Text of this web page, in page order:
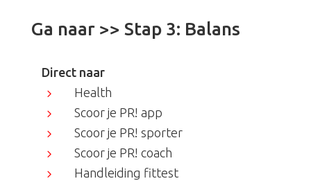
Ga naar >> Stap 3: Balans
Direct naar
5
Health
5
Scoor je PR! app
5
Scoor je PR! sporter
5
Scoor je PR! coach
5
Handleiding fittest